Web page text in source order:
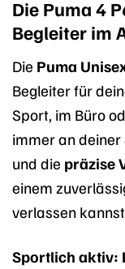
Die Puma 4
Begleiter im
Die Puma
Begleiter für
Sport, im Büro
immer an deiner
und die präzise
einem
verlassen
Sportlich aktiv: